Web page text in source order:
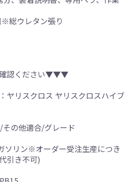
※総ウレタン張り
認ください▼▼▼
ヤリスクロス ヤリスクロスハイブ
の他適合/グレード
リン※オーダー受注生産につき
引き不可)